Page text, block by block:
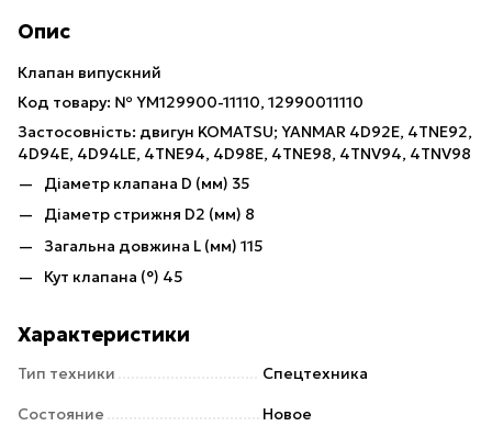
Опис
Клапан випускний
Код товару: № YM129900-11110, 12990011110
Застосовність: двигун KOMATSU; YANMAR 4D92E, 4TNE92,
4D94E, 4D94LE, 4TNE94, 4D98E, 4TNE98, 4TNV94, 4TNV98
Діаметр клапана D (мм) 35
Діаметр стрижня D2 (мм) 8
Загальна довжина L (мм) 115
Кут клапана (°) 45
Характеристики
Тип техники Спецтехника
Состояние Новое